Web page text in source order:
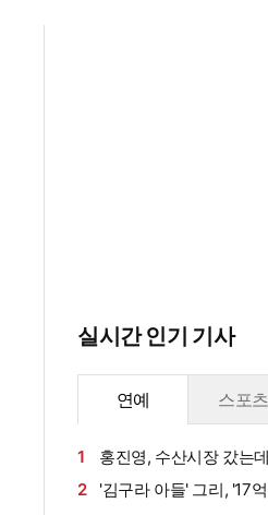
실시간 인기 기사
연예 스포츠
1
홍진영, 수산시장 갔는
륨 라인 '시선강탈'
2
'김구라 아들' 그리, '17